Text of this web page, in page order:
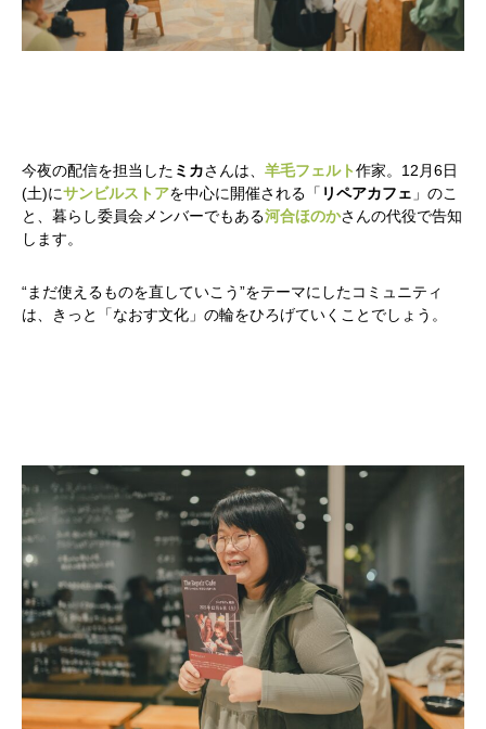
かかみがはら暮らし委員会とは？
メンバー図鑑
活動内容
寄り合い
今夜の配信を担当した ミカさんは、 羊毛フェルト作家。12月6日
(土)にサンビルストアを中心に開催される「 リペアカフェ 」のこ
と、暮らし委員会メンバーでもある河合ほのかさんの代役で告知
します。
“まだ使えるものを直していこう”をテーマにしたコミュニティ
は、きっと「なおす文化」の輪をひろげていくことでしょう。